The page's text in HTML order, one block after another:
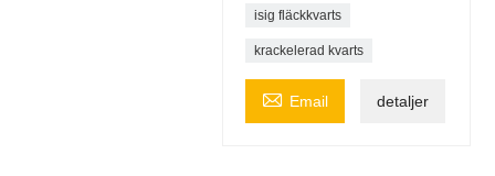
isig fläckkvarts
krackelerad kvarts
 Email detaljer